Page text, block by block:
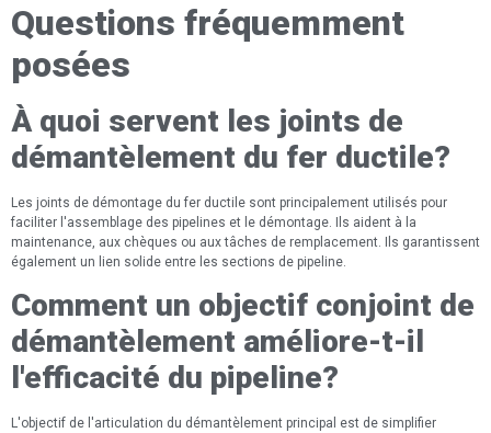
Questions fréquemment
posées
À quoi servent les joints de
démantèlement du fer ductile?
Les joints de démontage du fer ductile sont principalement utilisés pour
faciliter l'assemblage des pipelines et le démontage. Ils aident à la
maintenance, aux chèques ou aux tâches de remplacement. Ils garantissent
également un lien solide entre les sections de pipeline.
Comment un objectif conjoint de
démantèlement améliore-t-il
l'efficacité du pipeline?
L'objectif de l'articulation du démantèlement principal est de simplifier